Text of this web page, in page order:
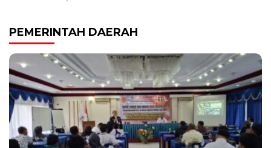
PEMERINTAH DAERAH